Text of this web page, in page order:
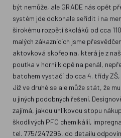
být nemůže, ale GRADE nás opět
systém jde dokonale seřídit i na
širokému rozpětí školáků od cca
malých zákaznících jsme
aktovková skořepina, která je z
poutka v horní klopě na penál,
batohem vystačí do cca 4. třídy
Již ve druhé se ale může stát, že
u jiných podobných řešení.
zajímá, jakou uhlíkovou stopu
škodlivých PFC chemikálií,
tel. 775/247296, do detailu